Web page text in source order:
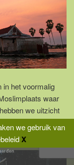
we gebruik van
X
in het voormalig
waar
we uitzicht
meer; bij lang